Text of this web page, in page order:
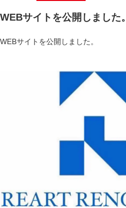
WEBサイトを公開しました。
WEBサイトを公開しました。